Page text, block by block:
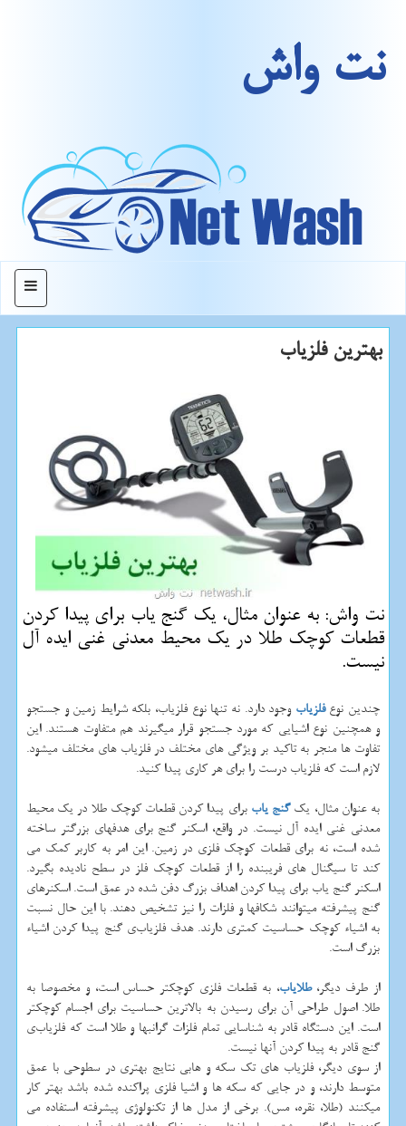
نت واش
منو
بهترین فلزیاب
نت واش: به عنوان مثال، یك گنج یاب برای پیدا كردن
قطعات كوچك طلا در یك محیط معدنی غنی ایده آل
نیست.
چندین نوعفلزیاب وجود دارد. نه تنها نوع فلزیاب، بلکه شرایط زمین و جستجو
و همچنین نوع اشیایی که مورد جستجو قرار میگیرند هم متفاوت هستند. این
تفاوت ها منجر به تاکید بر ویژگی های مختلف در فلزیاب های مختلف میشود.
لازم است که فلزیاب‌ درست را برای هر کاری پیدا کنید.
به عنوان مثال، یکگنج یاب برای پیدا کردن قطعات کوچک طلا در یک محیط
معدنی غنی ایده آل نیست. در واقع، اسکنر گنج برای هدفهای بزرگتر ساخته
شده است، نه برای قطعات کوچک فلزی در زمین. این امر به کاربر کمک می
کند تا سیگنال های فریبنده را از قطعات کوچک فلز در سطح نادیده بگیرد.
اسکنر گنج یاب برای پیدا کردن اهداف بزرگ دفن شده در عمق است. اسکنرهای
گنج پیشرفته میتوانند شکافها و فلزات را نیز تشخیص دهند. با این حال نسبت
به اشیاء کوچک حساسیت کمتری دارند. هدف فلزیاب‌ی گنج پیدا کردن اشیاء
بزرگ است.
از طرف دیگر،طلایاب، به قطعات فلزی کوچکتر حساس است، و مخصوصا به
طلا. اصول طراحی آن برای رسیدن به بالاترین حساسیت برای اجسام کوچکتر
است. این دستگاه قادر به شناسایی تمام فلزات گرانبها و طلا است که فلزیاب‌ی
گنج قادر به پیدا کردن آنها نیست.
از سوی دیگر، فلزیاب های تک سکه و هابی نتایج بهتری در سطوحی با عمق
متوسط دارند، و در جایی که سکه ها و اشیا فلزی پراکنده شده باشد بهتر کار
میکنند (طلا، نقره، مس). برخی از مدل ها از تکنولوژی پیشرفته استفاده می